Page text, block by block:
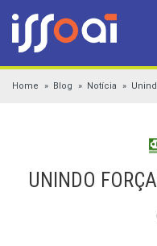
Home Blog Notícia
UNINDO